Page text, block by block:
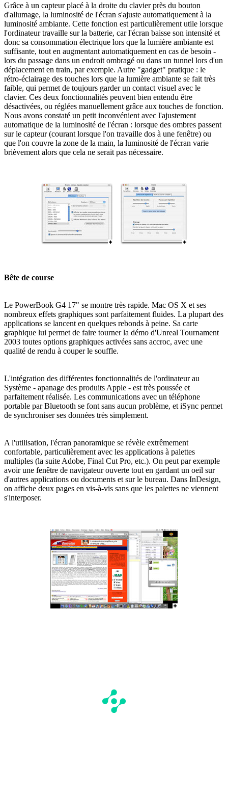
Grâce à un capteur placé à la droite du clavier près du bouton
d'allumage, la luminosité de l'écran s'ajuste automatiquement à la
luminosité ambiante. Cette fonction est particulièrement utile lorsque
l'ordinateur travaille sur la batterie, car l'écran baisse son intensité et
donc sa consommation électrique lors que la lumière ambiante est
suffisante, tout en augmentant automatiquement en cas de besoin -
lors du passage dans un endroit ombragé ou dans un tunnel lors d'un
déplacement en train, par exemple. Autre "gadget" pratique : le
rétro-éclairage des touches lors que la lumière ambiante se fait très
faible, qui permet de toujours garder un contact visuel avec le
clavier. Ces deux fonctionnalités peuvent bien entendu être
désactivées, ou réglées manuellement grâce aux touches de fonction.
Nous avons constaté un petit inconvénient avec l'ajustement
automatique de la luminosité de l'écran : lorsque des ombres passent
sur le capteur (courant lorsque l'on travaille dos à une fenêtre) ou
que l'on couvre la zone de la main, la luminosité de l'écran varie
brièvement alors que cela ne serait pas nécessaire.
Bête de course
Le PowerBook G4 17" se montre très rapide. Mac OS X et ses
nombreux effets graphiques sont parfaitement fluides. La plupart des
applications se lancent en quelques rebonds à peine. Sa carte
graphique lui permet de faire tourner la démo d'Unreal Tournament
2003 toutes options graphiques activées sans accroc, avec une
qualité de rendu à couper le souffle.
L'intégration des différentes fonctionnalités de l'ordinateur au
Système - apanage des produits Apple - est très poussée et
parfaitement réalisée. Les communications avec un téléphone
portable par Bluetooth se font sans aucun problème, et iSync permet
de synchroniser ses données très simplement.
A l'utilisation, l'écran panoramique se révèle extrêmement
confortable, particulièrement avec les applications à palettes
multiples (la suite Adobe, Final Cut Pro, etc.). On peut par exemple
avoir une fenêtre de navigateur ouverte tout en gardant un oeil sur
d'autres applications ou documents et sur le bureau. Dans InDesign,
on affiche deux pages en vis-à-vis sans que les palettes ne viennent
s'interposer.